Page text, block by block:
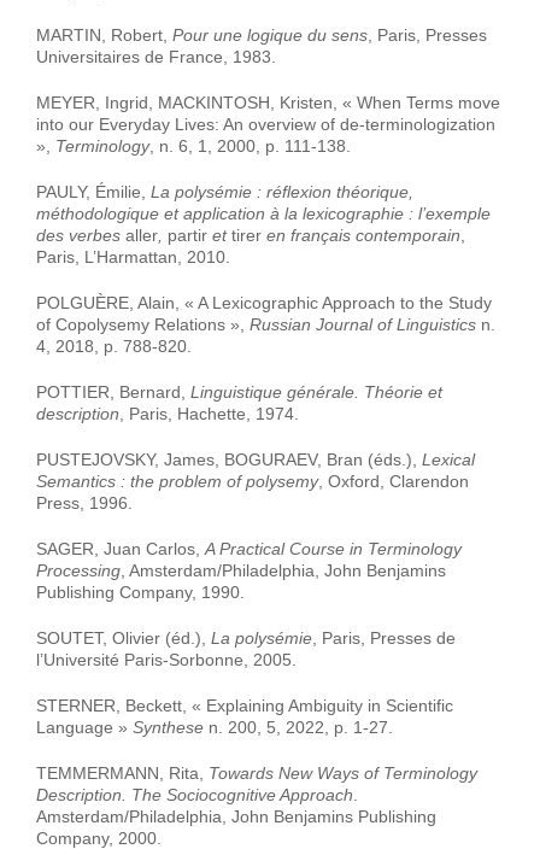
MARTIN, Robert, Pour une logique du sens , Paris, Presses
Universitaires de France, 1983.
MEYER, Ingrid, MACKINTOSH, Kristen, « When Terms move
into our Everyday Lives: An overview of de-terminologization
», Terminology, n. 6, 1, 2000, p. 111-138.
PAULY, Émilie, La polysémie : réflexion théorique,
méthodologique et application à la lexicographie : l’exemple
des verbes aller partir ettirer en français contemporain
Paris, L’Harmattan, 2010.
POLGUÈRE, Alain, « A Lexicographic Approach to the Study
of Copolysemy Relations », Russian Journal of Linguistics n.
4, 2018, p. 788-820.
POTTIER, Bernard, Linguistique générale. Théorie et
description , Paris, Hachette, 1974.
PUSTEJOVSKY, James, BOGURAEV, Bran (éds.), Lexical
Semantics : the problem of polysemy, Oxford, Clarendon
Press, 1996.
SAGER, Juan Carlos, A Practical Course in Terminology
Processing , Amsterdam/Philadelphia, John Benjamins
Publishing Company, 1990.
SOUTET, Olivier (éd.), La polysémie , Paris, Presses de
l’Université Paris-Sorbonne, 2005.
STERNER, Beckett, « Explaining Ambiguity in Scientific
Language » Synthese n. 200, 5, 2022, p. 1-27.
TEMMERMANN, Rita, Towards New Ways of Terminology
Description. The Sociocognitive Approach
Amsterdam/Philadelphia, John Benjamins Publishing
Company, 2000.